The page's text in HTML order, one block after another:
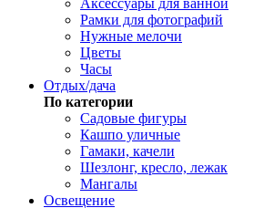
Аксессуары для ванной
Рамки для фотографий
Нужные мелочи
Цветы
Часы
Отдых/дача
По категории
Садовые фигуры
Кашпо уличные
Гамаки, качели
Шезлонг, кресло, лежак
Мангалы
Освещение